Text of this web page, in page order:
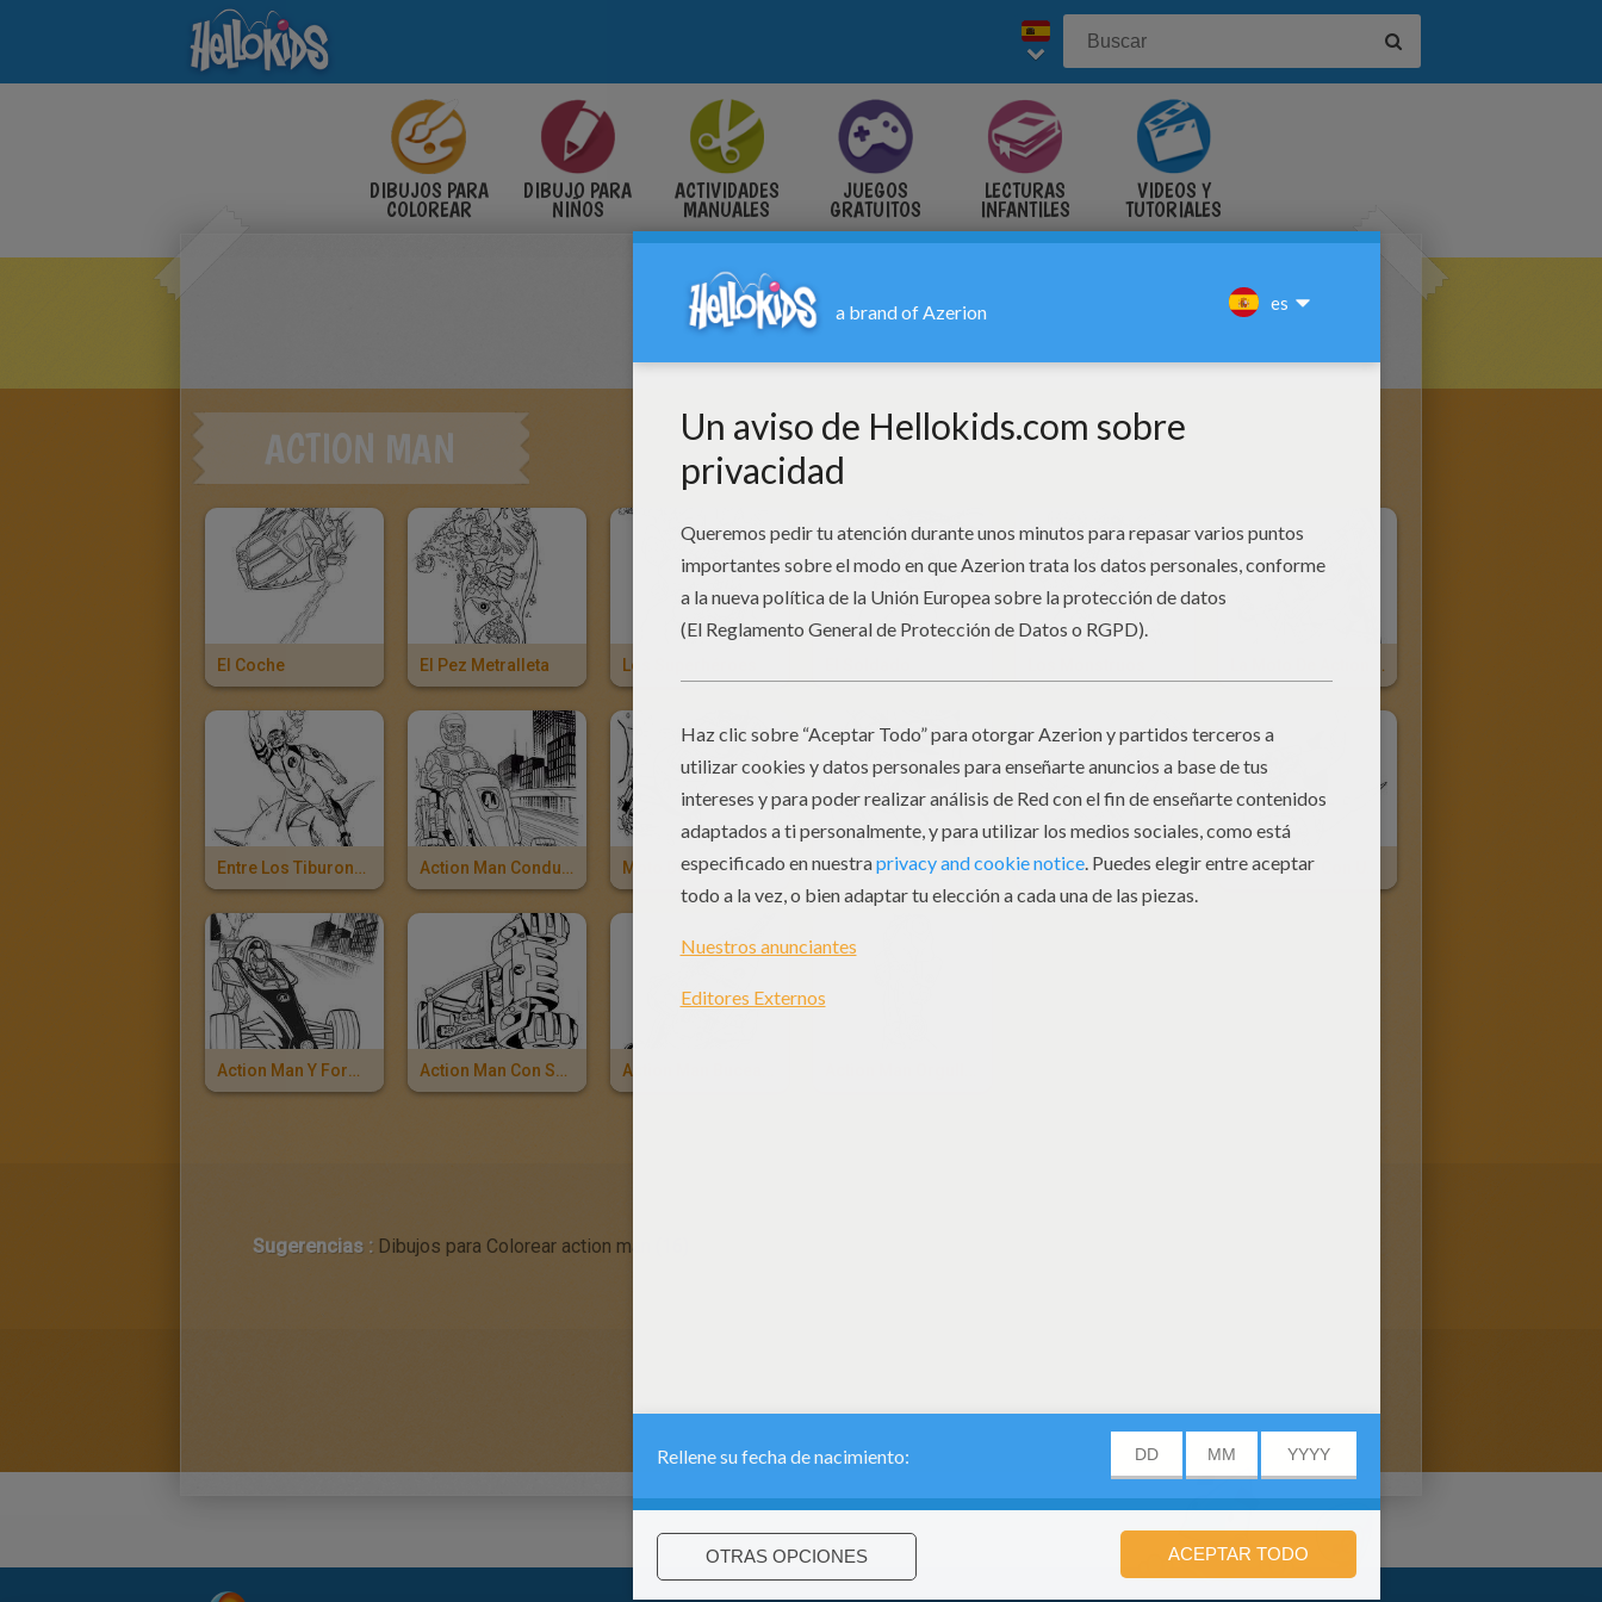
DIBUJOS PARA
COLOREAR
DIBUJO PARA
NIÑOS
ACTIVIDADES
MANUALES
JUEGOS
GRATUITOS
LECTURAS
INFANTILES
VIDEOS Y
TUTORIALES
ACTION MAN
El Coche El Pez Metralleta Los Superhéroes La Moto De Action Man
Entre Los Tiburones Action Man Conduciendo Su Moto Moto De Nieve La Súper Moto De Action Man La Barca De Action Man
Action Man Y Formula 1 Action Man Con Su Coche Todo Terreno
Sugerencias : Dibujos para Colorear action man (16)